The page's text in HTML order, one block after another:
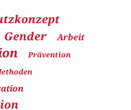
Gender Arbeit
Prävention